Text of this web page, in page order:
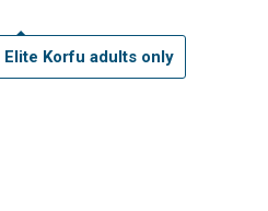
Korfu adults only